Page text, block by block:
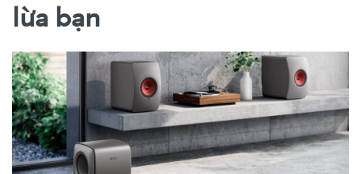
lừa bạn